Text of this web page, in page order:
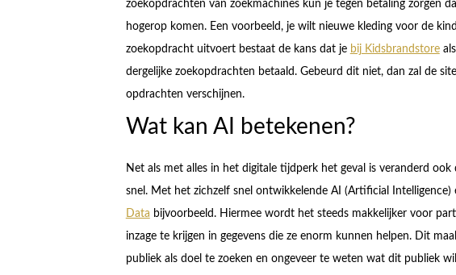
zoekopdrachten van zoekmachines kun je tegen betaling zorgen
hogerop komen. Een voorbeeld, je wilt nieuwe kleding voor de
zoekopdracht uitvoert bestaat de kans dat je bij Kidsbrandstoreals
dergelijke zoekopdrachten betaald. Gebeurd dit niet, dan zal de
opdrachten verschijnen.
Wat kan AI betekenen?
Net als met alles in het digitale tijdperk het geval is veranderd
snel. Met het zichzelf snel ontwikkelende AI (Artificial Intelligence)
Data bijvoorbeeld. Hiermee wordt het steeds makkelijker voor
inzage te krijgen in gegevens die ze enorm kunnen helpen. Dit
publiek als doel te zoeken en ongeveer te weten wat dit publiek